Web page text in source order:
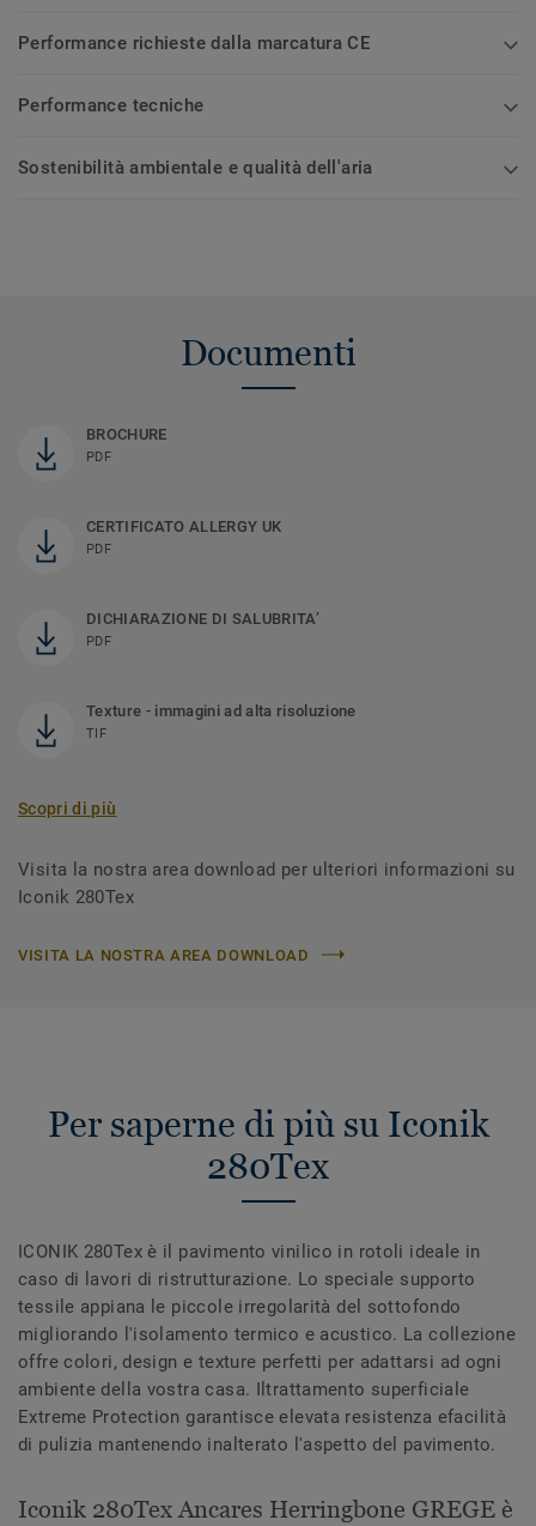
Performance richieste dalla marcatura CE
Performance tecniche
Sostenibilità ambientale e qualità dell'aria
Documenti
BROCHURE
PDF
CERTIFICATO ALLERGY UK
PDF
DICHIARAZIONE DI SALUBRITA’
PDF
Texture - immagini ad alta risoluzione
TIF
Scopri di più
Visita la nostra area download per ulteriori informazioni su
Iconik 280Tex
VISITA LA NOSTRA AREA DOWNLOAD
Per saperne di più su Iconik
280Tex
ICONIK 280Tex è il pavimento vinilico in rotoli ideale in
caso di lavori di ristrutturazione. Lo speciale supporto
tessile appiana le piccole irregolarità del sottofondo
migliorando l'isolamento termico e acustico. La collezione
offre colori, design e texture perfetti per adattarsi ad ogni
ambiente della vostra casa. Iltrattamento superficiale
Extreme Protection garantisce elevata resistenza efacilità
di pulizia mantenendo inalterato l'aspetto del pavimento.
Iconik 280Tex Ancares Herringbone GREGE è